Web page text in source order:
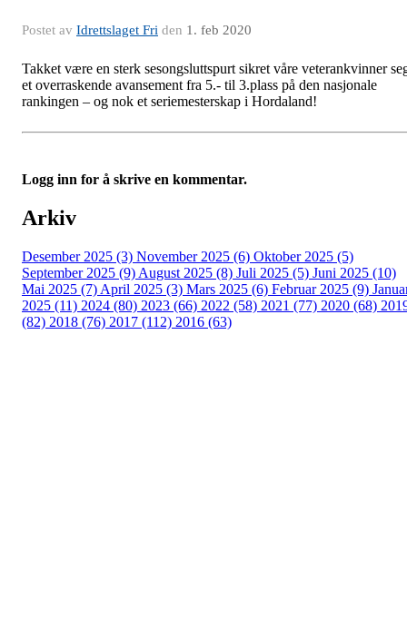
Postet av Idrettslaget Fri den 1. feb 2020
Takket være en sterk sesongsluttspurt sikret våre veterankvinner
et overraskende avansement fra 5.- til 3.plass på den nasjonale
rankingen – og nok et seriemesterskap i Hordaland!
Logg inn for å skrive en kommentar.
Arkiv
Desember 2025 (3) November 2025 (6) Oktober 2025 (5)
September 2025 (9) August 2025 (8) Juli 2025 (5) Juni 2025 (10)
Mai 2025 (7) April 2025 (3) Mars 2025 (6) Februar 2025 (9)
2025 (11) 2024 (80) 2023 (66) 2022 (58) 2021 (77) 2020 (68)
(82) 2018 (76) 2017 (112) 2016 (63)